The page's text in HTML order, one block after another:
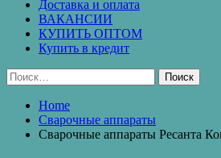
Доставка и оплата
ВАКАНСИИ
КУПИТЬ ОПТОМ
Купить в кредит
Найти:
Home
Сварочные аппараты
Сварочные аппараты Ресанта